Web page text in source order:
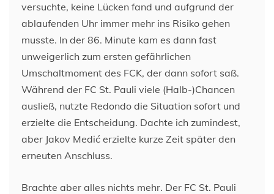
versuchte, keine Lücken fand und aufgrund der
ablaufenden Uhr immer mehr ins Risiko gehen
musste. In der 86. Minute kam es dann fast
unweigerlich zum ersten gefährlichen
Umschaltmoment des FCK, der dann sofort saß.
Während der FC St. Pauli viele (Halb-)Chancen
ausließ, nutzte Redondo die Situation sofort und
erzielte die Entscheidung. Dachte ich zumindest,
aber Jakov Medić erzielte kurze Zeit später den
erneuten Anschluss.
Brachte aber alles nichts mehr. Der FC St. Pauli